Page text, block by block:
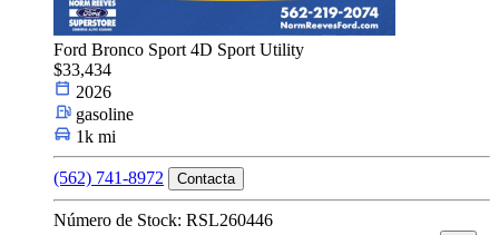
Ford Bronco Sport 4D Sport Utility
$33,434
2026
gasoline
1k mi
(562) 741-8972 Contacta
Número de Stock: RSL260446